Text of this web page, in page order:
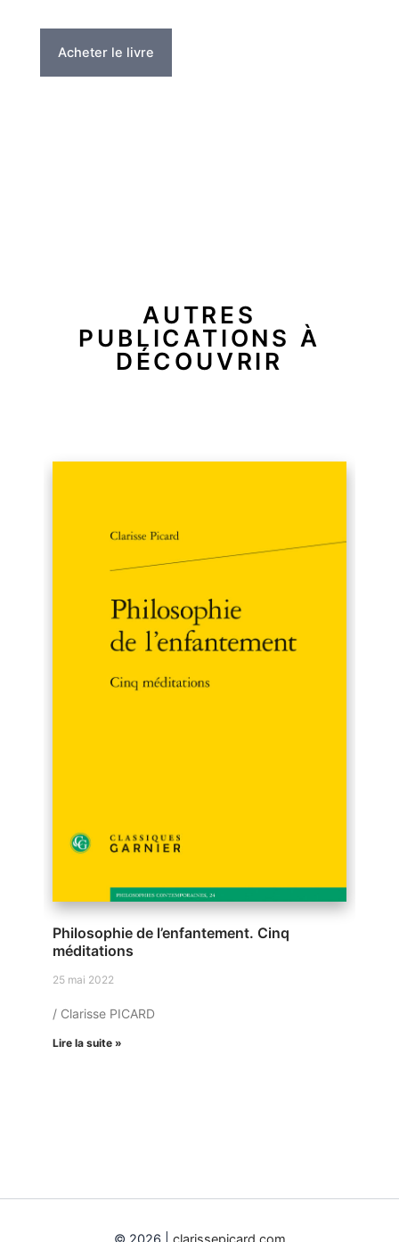
Acheter le livre
AUTRES
PUBLICATIONS À
DÉCOUVRIR
Philosophie de l’enfantement. Cinq
méditations
25 mai 2022
/ Clarisse PICARD
Lire la suite »